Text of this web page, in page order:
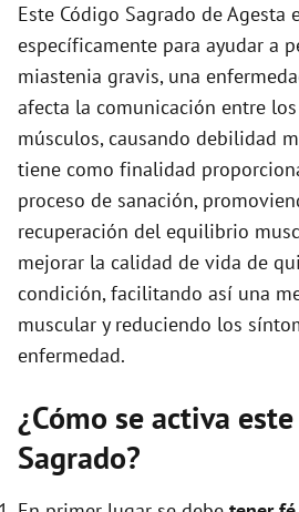
e
o
Este Código Sagrado de Agesta
específicamente para ayudar a
miastenia gravis, una
afecta la comunicación entre
músculos, causando debilidad
tiene como finalidad
proceso de sanación,
recuperación del equilibrio
mejorar la calidad de vida de
condición, facilitando así una
muscular y reduciendo los
enfermedad.
¿Cómo se activa
Sagrado?